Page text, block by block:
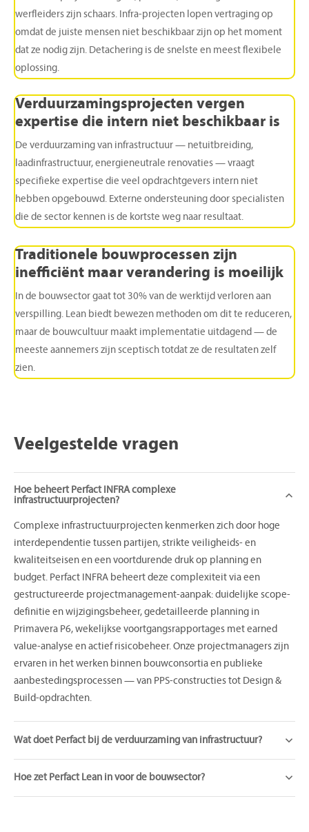
werfleiders zijn schaars. Infra-projecten lopen vertraging op
omdat de juiste mensen niet beschikbaar zijn op het moment
dat ze nodig zijn. Detachering is de snelste en meest flexibele
oplossing.
Verduurzamingsprojecten vergen
expertise die intern niet beschikbaar is
De verduurzaming van infrastructuur — netuitbreiding,
laadinfrastructuur, energieneutrale renovaties — vraagt
specifieke expertise die veel opdrachtgevers intern niet
hebben opgebouwd. Externe ondersteuning door specialisten
die de sector kennen is de kortste weg naar resultaat.
Traditionele bouwprocessen zijn
inefficiënt maar verandering is moeilijk
In de bouwsector gaat tot 30% van de werktijd verloren aan
verspilling. Lean biedt bewezen methoden om dit te reduceren,
maar de bouwcultuur maakt implementatie uitdagend — de
meeste aannemers zijn sceptisch totdat ze de resultaten zelf
zien.
Veelgestelde vragen
Hoe beheert Perfact INFRA complexe
infrastructuurprojecten?
Complexe infrastructuurprojecten kenmerken zich door hoge
interdependentie tussen partijen, strikte veiligheids- en
kwaliteitseisen en een voortdurende druk op planning en
budget. Perfact INFRA beheert deze complexiteit via een
gestructureerde projectmanagement-aanpak: duidelijke scope-
definitie en wijzigingsbeheer, gedetailleerde planning in
Primavera P6, wekelijkse voortgangsrapportages met earned
value-analyse en actief risicobeheer. Onze projectmanagers zijn
ervaren in het werken binnen bouwconsortia en publieke
aanbestedingsprocessen — van PPS-constructies tot Design &
Build-opdrachten.
Wat doet Perfact bij de verduurzaming van infrastructuur?
Hoe zet Perfact Lean in voor de bouwsector?